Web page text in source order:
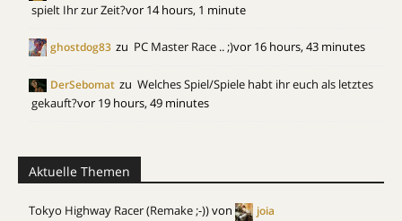
spielt Ihr zur Zeit?vor 14 hours, 1 minute
ghostdog83 zu PC Master Race .. ;)vor 16 hours, 43 minutes
DerSebomat zu Welches Spiel/Spiele habt ihr euch als letztes
gekauft?vor 19 hours, 49 minutes
Aktuelle Themen
Tokyo Highway Racer (Remake ;-))von joia